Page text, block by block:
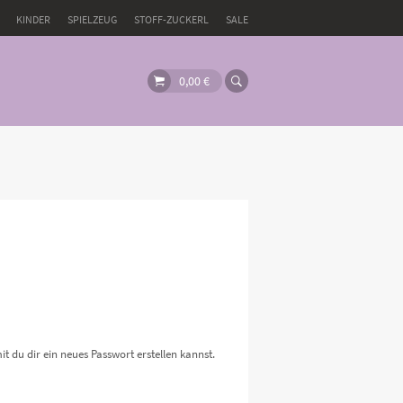
KINDER SPIELZEUG STOFF-ZUCKERL SALE
0,00€
du dir ein neues Passwort erstellen kannst.